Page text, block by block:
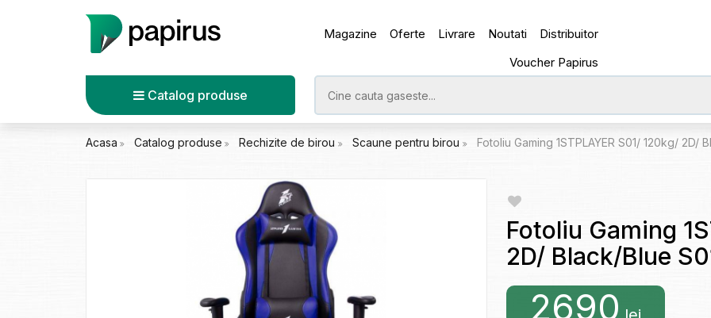
Magazine Oferte Livrare Noutati
Distribuitor
Voucher Papirus
Catalog produse
Acasa Catalog produse Rechizite de birou Scaune pentru birou Fotoliu Gaming 1STPLAYER S01/ 120kg/ 2D/
Fotoliu Gaming
2D/ Black/Blue
2690